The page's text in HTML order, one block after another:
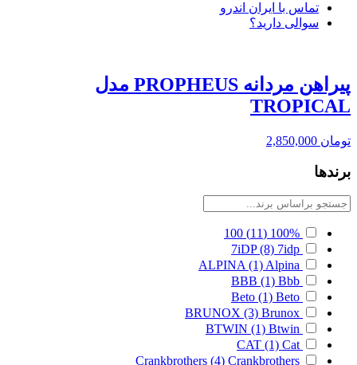
تماس با ایران اندرو
سوالی دارید؟
پیراهن مردانه PROPHEUS مدل
TROPICAL
تومان
برندها
100%
(11)
100
7iDP (8) 7idp
ALPINA (1) Alpina
BBB (1) Bbb
Beto (1) Beto
BRUNOX (3) Brunox
BTWIN (1) Btwin
CAT (1) Cat
Crankbrothers (4) Crankbrothers